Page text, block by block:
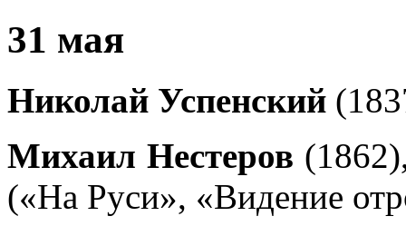
31 мая
Николай Успенский
Михаил Нестеров
(«На Руси», «Видение